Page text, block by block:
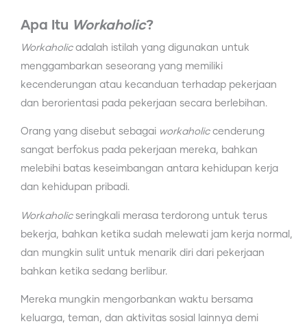
Apa Itu Workaholic?
Workaholicadalah istilah yang digunakan untuk
menggambarkan seseorang yang memiliki
kecenderungan atau kecanduan terhadap pekerjaan
dan berorientasi pada pekerjaan secara berlebihan.
Orang yang disebut sebagai workaholiccenderung
sangat berfokus pada pekerjaan mereka, bahkan
melebihi batas keseimbangan antara kehidupan kerja
dan kehidupan pribadi.
Workaholicseringkali merasa terdorong untuk terus
bekerja, bahkan ketika sudah melewati jam kerja normal,
dan mungkin sulit untuk menarik diri dari pekerjaan
bahkan ketika sedang berlibur.
Mereka mungkin mengorbankan waktu bersama
keluarga, teman, dan aktivitas sosial lainnya demi